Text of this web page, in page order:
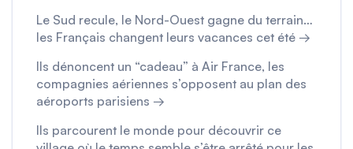
Le Sud recule, le Nord-Ouest gagne du terrain…
les Français changent leurs vacances cet été →
Ils dénoncent un “cadeau” à Air France, les
compagnies aériennes s’opposent au plan des
aéroports parisiens →
Ils parcourent le monde pour découvrir ce